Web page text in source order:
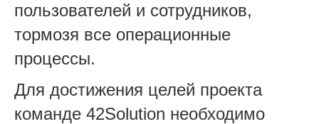
пользователей и сотрудников,
тормозя все операционные
процессы.
Для достижения целей проекта
команде 42Solution необходимо